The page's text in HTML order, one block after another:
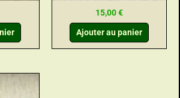
15,00€
Ajouter au panier